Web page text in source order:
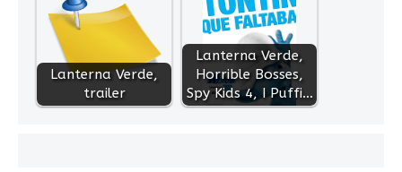
Lanterna Verde,
trailer
Lanterna Verde,
Horrible Bosses,
Spy Kids 4, I Puffi…